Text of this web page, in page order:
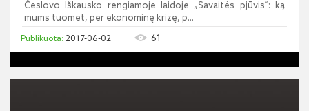
Česlovo Iškausko rengiamoje laidoje „Savaitės pjūvis“: ką
mums tuomet, per ekonominę krizę, p...
2017-06-02 61